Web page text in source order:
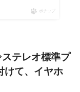
ポチップ
テレオ標準プ
けて、イヤホ